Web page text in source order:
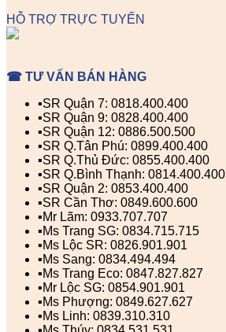
HỖ TRỢ TRỰC TUYẾN
☎ TƯ VẤN BÁN HÀNG
▪️SR Quận 7: 0818.400.400
▪️SR Quận 9: 0828.400.400
▪️SR Quận 12: 0886.500.500
▪️SR Q.Tân Phú: 0899.400.400
▪️SR Q.Thủ Đức: 0855.400.400
▪️SR Q.Bình Thạnh: 0814.400.400
▪️SR Quận 2: 0853.400.400
▪️SR Cần Thơ: 0849.600.600
▪️Mr Lãm: 0933.707.707
▪️Ms Trang SG: 0834.715.715
▪️Ms Lộc SR: 0826.901.901
▪️Ms Sang: 0834.494.494
▪️Ms Trang Eco: 0847.827.827
▪️Mr Lộc SG: 0854.901.901
▪️Ms Phượng: 0849.627.627
▪️Ms Linh: 0839.310.310